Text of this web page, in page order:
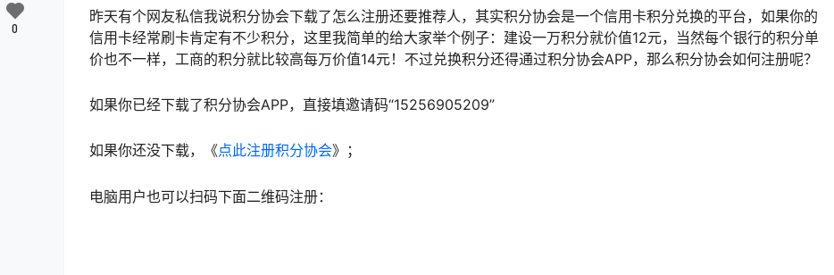
昨天有个网友私信我说积分协会下载了怎么注册还要推荐人，其实积分协会是一个信用卡积分兑换的平台，如果你的
信用卡经常刷卡肯定有不少积分，这里我简单的给大家举个例子：建设一万积分就价值12元，当然每个银行的积分单
价也不一样，工商的积分就比较高每万价值14元！不过兑换积分还得通过积分协会APP，那么积分协会如何注册呢？
如果你已经下载了积分协会APP，直接填邀请码“15256905209”
如果你还没下载，《点此注册积分协会》；
电脑用户也可以扫码下面二维码注册：
0